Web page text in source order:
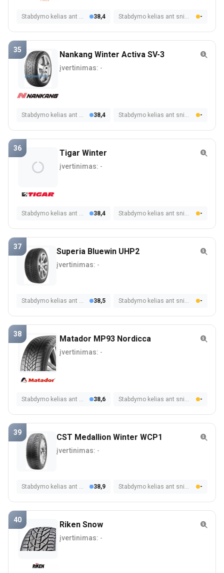
Stabdymo kelias ant šlapios dangos 38,4 Stabdymo kelias ant sniego -
35 Nankang Winter Activa SV-3
įvertinimas: -
Stabdymo kelias ant šlapios dangos 38,4 Stabdymo kelias ant sniego -
36 Tigar Winter
įvertinimas: -
Stabdymo kelias ant šlapios dangos 38,4 Stabdymo kelias ant sniego -
37 Superia Bluewin UHP2
įvertinimas: -
Stabdymo kelias ant šlapios dangos 38,5 Stabdymo kelias ant sniego -
38 Matador MP93 Nordicca
įvertinimas: -
Stabdymo kelias ant šlapios dangos 38,6 Stabdymo kelias ant sniego -
39 CST Medallion Winter WCP1
įvertinimas: -
Stabdymo kelias ant šlapios dangos 38,9 Stabdymo kelias ant sniego -
40 Riken Snow
įvertinimas: -